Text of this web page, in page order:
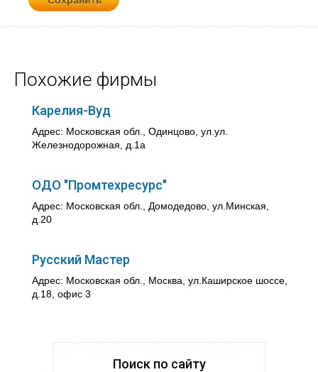
Похожие фирмы
Карелия-Вуд
Адрес: Московская обл., Одинцово, ул.ул.
Железнодорожная, д.1а
ОДО "Промтехресурс"
Адрес: Московская обл., Домодедово, ул.Минская,
д.20
Русский Мастер
Адрес: Московская обл., Москва, ул.Каширское шоссе,
д.18, офис 3
Поиск по сайту